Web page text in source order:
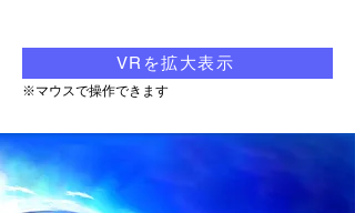
VRを拡大表示
※​マウスで操作できます